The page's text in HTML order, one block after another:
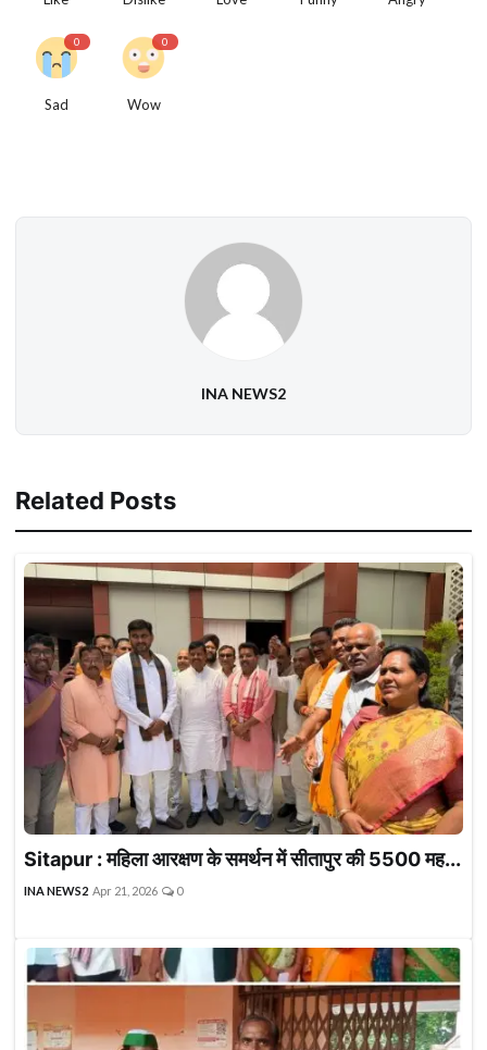
0
Sad
0
Wow
INA NEWS2
Related Posts
Sitapur : महिला आरक्षण के समर्थन में सीतापुर की 5500 मह...
INA NEWS2 Apr 21, 2026 0